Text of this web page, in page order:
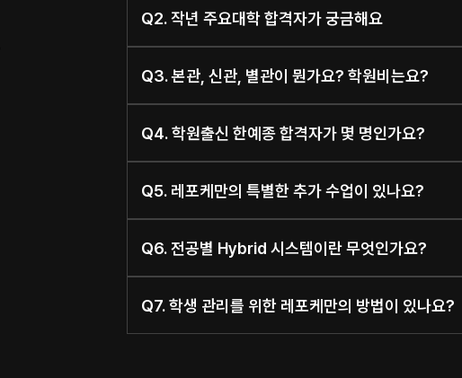
Q2. 작년 주요대학 합격자가 궁금해요
Q3. 본관, 신관, 별관이 뭔가요? 학원비는요?
Q4. 학원출신 한예종 합격자가 몇 명인가요?
Q5. 레포케만의 특별한 추가 수업이 있나요?
Q6. 전공별 Hybrid 시스템이란 무엇인가요?
Q7. 학생 관리를 위한 레포케만의 방법이 있나요?